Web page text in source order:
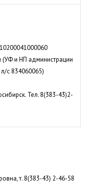
и НП администрации
с 834060065)
Тел. 8(383-43)2-
т. 8(383-43) 2-46-58